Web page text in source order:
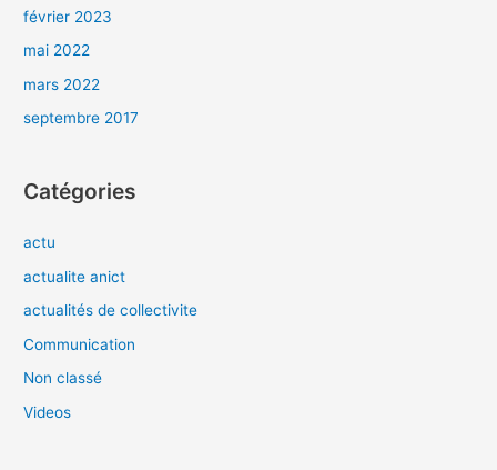
février 2023
mai 2022
mars 2022
septembre 2017
Catégories
actu
actualite anict
actualités de collectivite
Communication
Non classé
Videos